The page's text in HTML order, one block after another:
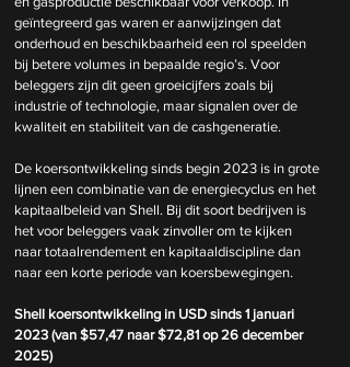
geïntegreerd gas waren er aanwijzingen dat
onderhoud en beschikbaarheid een rol speelden
bij betere volumes in bepaalde regio’s. Voor
beleggers zijn dit geen groeicijfers zoals bij
industrie of technologie, maar signalen over de
kwaliteit en stabiliteit van de cashgeneratie.
De koersontwikkeling sinds begin 2023 is in grote
lijnen een combinatie van de energiecyclus en het
kapitaalbeleid van Shell. Bij dit soort bedrijven is
het voor beleggers vaak zinvoller om te kijken
naar totaalrendement en kapitaaldiscipline dan
naar een korte periode van koersbewegingen.
Shell koersontwikkeling in USD sinds 1 januari
2023 (van $57,47 naar $72,81 op 26 december
2025)